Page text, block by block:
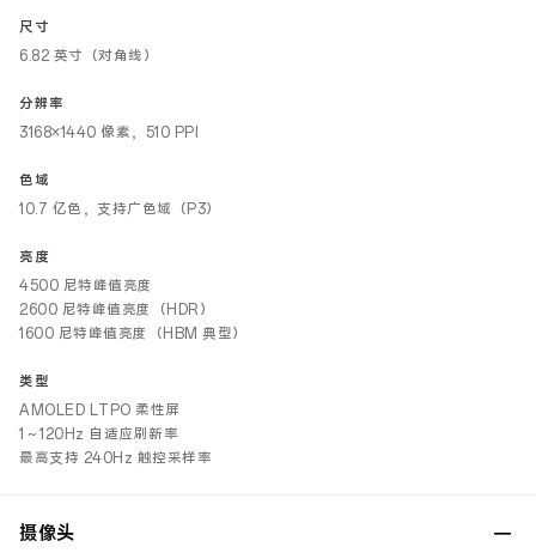
尺寸
6.82 英寸（对角线）
分辨率
3168×1440 像素，510 PPI
色域
10.7 亿色，支持广色域（P3）
亮度
4500 尼特峰值亮度
2600 尼特峰值亮度（HDR）
1600 尼特峰值亮度（HBM 典型）
类型
AMOLED LTPO 柔性屏
1～120Hz 自适应刷新率
最高支持 240Hz 触控采样率
摄像头